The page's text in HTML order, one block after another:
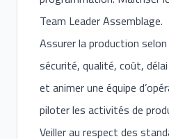
Team Leader Assemblage.
Assurer la production
sécurité, qualité, coût,
et animer une équipe
piloter les activités de
Veiller au respect des